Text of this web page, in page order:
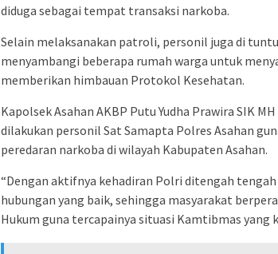
diduga sebagai tempat transaksi narkoba.
Selain melaksanakan patroli, personil juga di
menyambangi beberapa rumah warga untuk
memberikan himbauan Protokol Kesehatan.
Kapolsek Asahan AKBP Putu Yudha Prawira SIK
dilakukan personil Sat Samapta Polres Asahan
peredaran narkoba di wilayah Kabupaten Asahan.
“Dengan aktifnya kehadiran Polri ditengah
hubungan yang baik, sehingga masyarakat
Hukum guna tercapainya situasi Kamtibmas yang